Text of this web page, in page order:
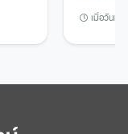
เมื่อวันที่